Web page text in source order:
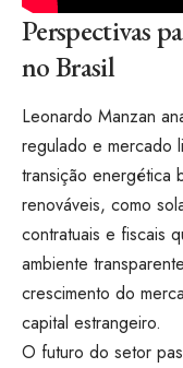
Perspectivas
no Brasil
Leonardo Manzan
regulado e mercado
transição energética
renováveis, como
contratuais e fiscais
ambiente
crescimento do
capital estrangeiro.
O futuro do setor